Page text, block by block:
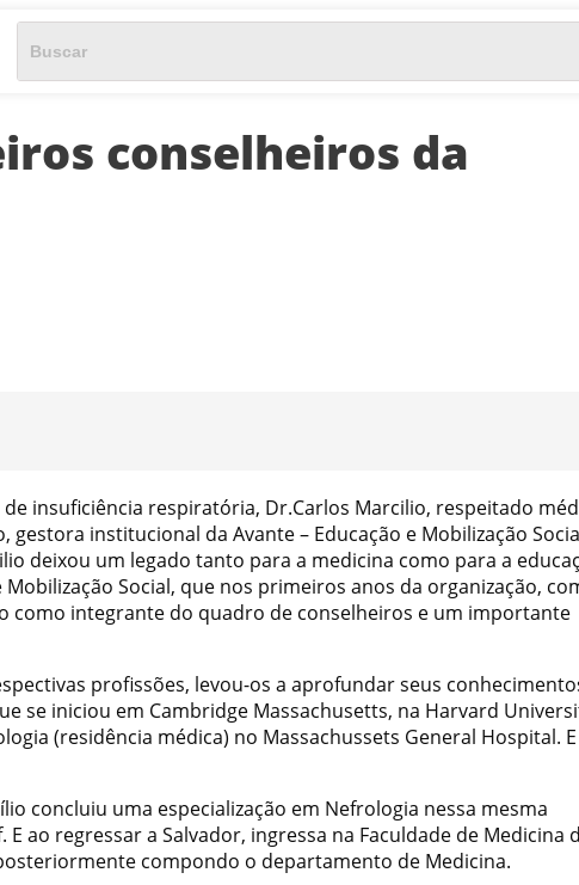
conselheiros da
insuficiência respiratória, Dr.Carlos Marcilio, respeitado
institucional da Avante – Educação e Mobilização
deixou um legado tanto para a medicina como para a
Social, que nos primeiros anos da organização,
como integrante do quadro de conselheiros e um importante
profissões, levou-os a aprofundar seus
se iniciou em Cambridge Massachusetts, na Harvard
(residência médica) no Massachussets General Hospital. E
concluiu uma especialização em Nefrologia nessa mesma
ao regressar a Salvador, ingressa na Faculdade de Medicina
compondo o departamento de Medicina.